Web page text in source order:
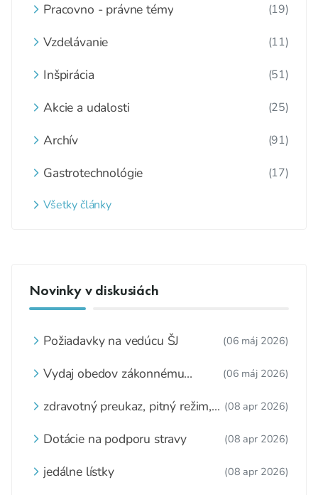
Pracovno - právne témy (19)
Vzdelávanie (11)
Inšpirácia (51)
Akcie a udalosti (25)
Archív (91)
Gastrotechnológie (17)
Všetky články
Novinky v diskusiách
Požiadavky na vedúcu ŠJ (06 máj 2026)
Vydaj obedov zákonnému
(06 máj 2026)
zdravotný preukaz, pitný režim,
(08 apr 2026)
Dotácie na podporu stravy (08 apr 2026)
jedálne lístky (08 apr 2026)